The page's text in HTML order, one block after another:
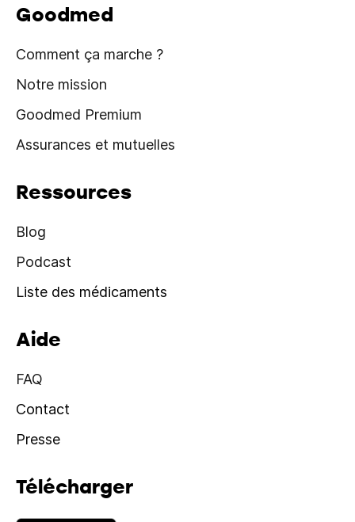
Goodmed
Comment ça marche ?
Notre mission
Goodmed Premium
Assurances et mutuelles
Ressources
Blog
Podcast
Liste des médicaments
Aide
FAQ
Contact
Presse
Télécharger